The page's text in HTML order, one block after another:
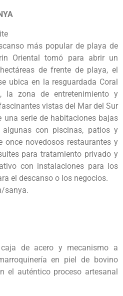
más popular de playa de
Oriental tomó para abrir un
de frente de playa, el
ubica en la resguardada Coral
la zona de entretenimiento y
vistas del Mar del Sur
una serie de habitaciones bajas
con piscinas, patios y
once novedosos restaurantes y
para tratamiento privado y
con instalaciones para los
el descanso o los negocios.
sanya.
de acero y mecanismo a
en piel de bovino
el auténtico proceso artesanal